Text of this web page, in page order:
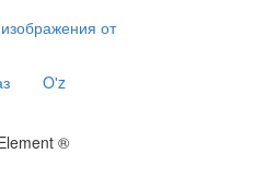
от
O'z
®